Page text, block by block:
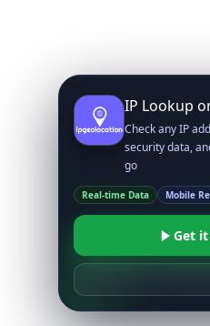
IP Lookup
Check any IP
security data,
go
Real-time Data Mobile
Get